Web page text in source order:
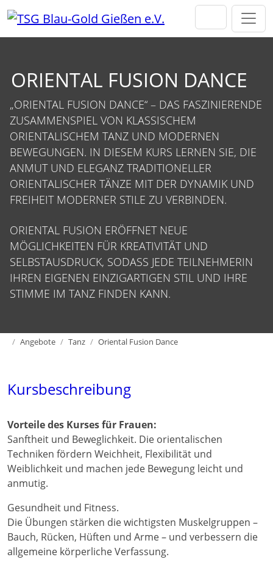
Direkt zur Hauptnavigation springen
Direkt zum Inhalt springen
ORIENTAL FUSION DANCE
„ORIENTAL FUSION DANCE“ – DAS FASZINIERENDE
ZUSAMMENSPIEL VON KLASSISCHEM
ORIENTALISCHEM TANZ UND MODERNEN
BEWEGUNGEN. IN DIESEM KURS LERNEN SIE, DIE
ANMUT UND ELEGANZ TRADITIONELLER
ORIENTALISCHER TÄNZE MIT DER DYNAMIK UND
FREIHEIT MODERNER STILE ZU VERBINDEN.
ORIENTAL FUSION ERÖFFNET NEUE
MÖGLICHKEITEN FÜR KREATIVITÄT UND
SELBSTAUSDRUCK, SODASS JEDE TEILNEHMERIN
IHREN EIGENEN EINZIGARTIGEN STIL UND IHRE
STIMME IM TANZ FINDEN KANN.
HomeAngebote Tanz Oriental Fusion Dance
Kursbeschreibung
Vorteile des Kurses für Frauen:
Sanftheit und Beweglichkeit. Die orientalischen
Techniken fördern Weichheit, Flexibilität und
Weiblichkeit und machen jede Bewegung leicht und
anmutig.
Gesundheit und Fitness.
Die Übungen stärken die wichtigsten Muskelgruppen –
Bauch, Rücken, Hüften und Arme – und verbessern die
allgemeine körperliche Verfassung.